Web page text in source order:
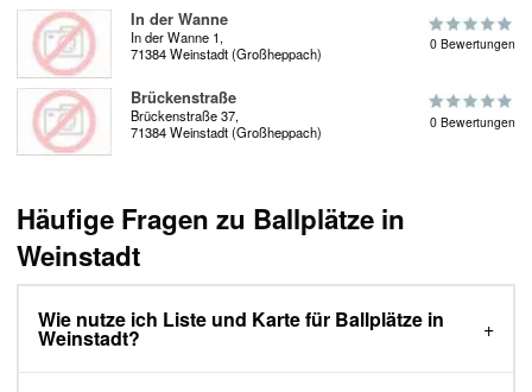
In der Wanne
In der Wanne 1,
71384 Weinstadt (Großheppach)
0 Bewertungen
Brückenstraße
Brückenstraße 37,
71384 Weinstadt (Großheppach)
0 Bewertungen
Häufige Fragen zu Ballplätze in
Weinstadt
Wie nutze ich Liste und Karte für Ballplätze in
Weinstadt?